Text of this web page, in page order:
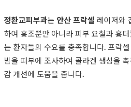
정환교피부과는 안산 프락셀 레이저와
하여 홍조뿐만 아니라 피부 요철과 흉
는 환자들의 수요를 충족합니다. 프락
빔을 피부에 조사하여 콜라겐 생성을
감 개선에 도움을 줍니다.